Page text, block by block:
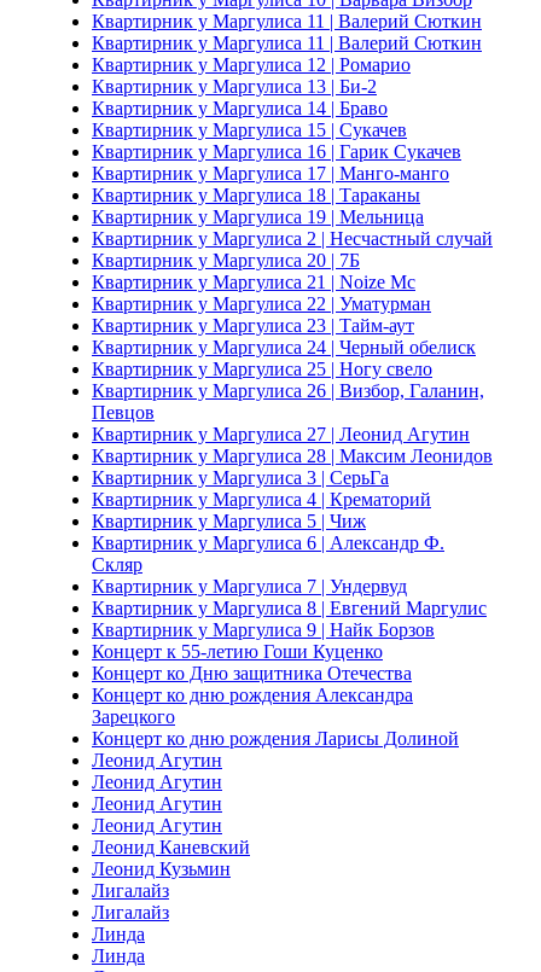
Квартирник у Маргулиса 11 | Валерий Сюткин
Квартирник у Маргулиса 11 | Валерий Сюткин
Квартирник у Маргулиса 12 | Ромарио
Квартирник у Маргулиса 13 | Би-2
Квартирник у Маргулиса 14 | Браво
Квартирник у Маргулиса 15 | Сукачев
Квартирник у Маргулиса 16 | Гарик Сукачев
Квартирник у Маргулиса 17 | Манго-манго
Квартирник у Маргулиса 18 | Тараканы
Квартирник у Маргулиса 19 | Мельница
Квартирник у Маргулиса 2 | Несчастный случай
Квартирник у Маргулиса 20 | 7Б
Квартирник у Маргулиса 21 | Noize Mc
Квартирник у Маргулиса 22 | Уматурман
Квартирник у Маргулиса 23 | Тайм-аут
Квартирник у Маргулиса 24 | Черный обелиск
Квартирник у Маргулиса 25 | Ногу свело
Квартирник у Маргулиса 26 | Визбор, Галанин,
Певцов
Квартирник у Маргулиса 27 | Леонид Агутин
Квартирник у Маргулиса 28 | Максим Леонидов
Квартирник у Маргулиса 3 | СерьГа
Квартирник у Маргулиса 4 | Крематорий
Квартирник у Маргулиса 5 | Чиж
Квартирник у Маргулиса 6 | Александр Ф.
Скляр
Квартирник у Маргулиса 7 | Ундервуд
Квартирник у Маргулиса 8 | Евгений Маргулис
Квартирник у Маргулиса 9 | Найк Борзов
Концерт к 55-летию Гоши Куценко
Концерт ко Дню защитника Отечества
Концерт ко дню рождения Александра
Зарецкого
Концерт ко дню рождения Ларисы Долиной
Леонид Агутин
Леонид Агутин
Леонид Агутин
Леонид Агутин
Леонид Каневский
Леонид Кузьмин
Лигалайз
Лигалайз
Линда
Линда